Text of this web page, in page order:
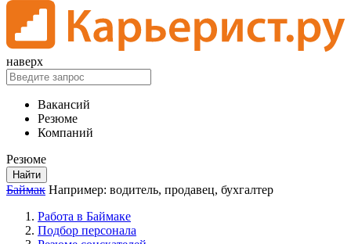
наверх
Вакансий
Резюме
Компаний
Резюме
Найти
Баймак Например: водитель, продавец, бухгалтер
Работа в Баймаке
Подбор персонала